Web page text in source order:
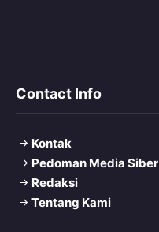
Contact Info
Kontak
Pedoman Media Siber
Redaksi
Tentang Kami